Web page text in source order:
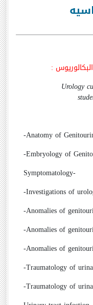
:
Urology
Anatomy of
-
-Embryology of
-
Symptomatology
Investigations of
-
Anomalies of
-
-Anomalies of
-Anomalies of
-Traumatology of
-Traumatology of